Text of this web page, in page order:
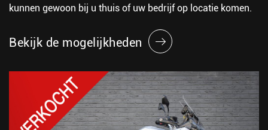
kunnen gewoon bij u thuis of uw bedrijf op locatie komen.
Bekijk de mogelijkheden